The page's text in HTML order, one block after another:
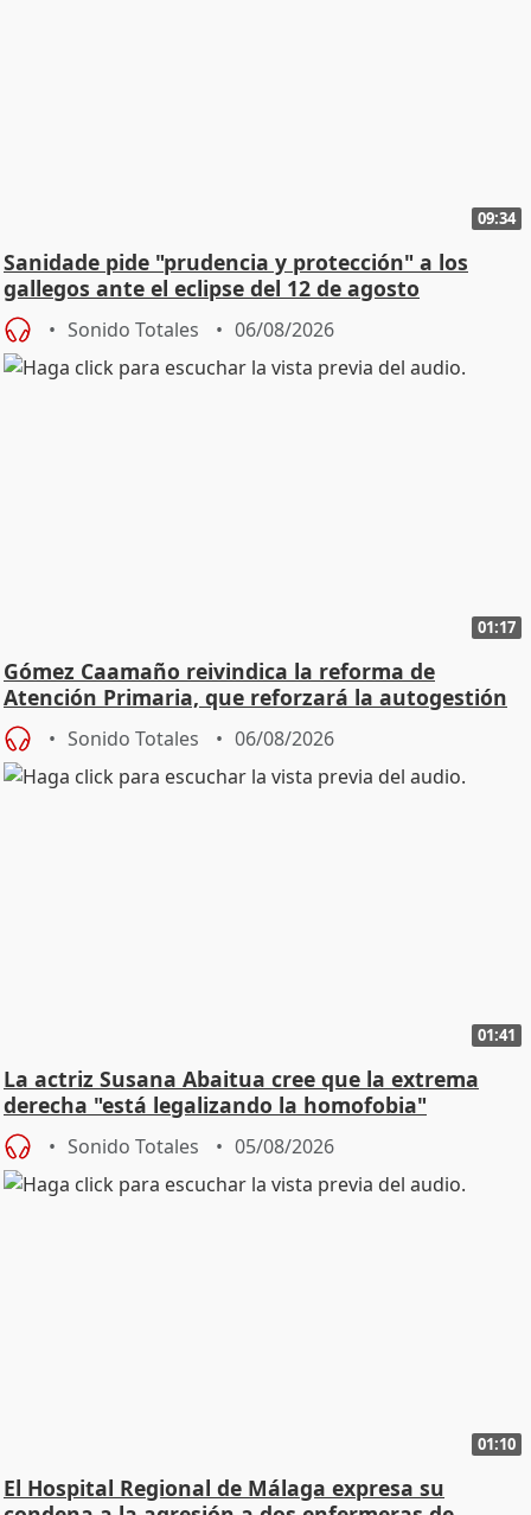
09:34
Sanidade pide "prudencia y protección" a los
gallegos ante el eclipse del 12 de agosto
Sonido Totales 06/08/2026
01:17
Gómez Caamaño reivindica la reforma de
Atención Primaria, que reforzará la autogestión
Sonido Totales 06/08/2026
01:41
La actriz Susana Abaitua cree que la extrema
derecha "está legalizando la homofobia"
Sonido Totales 05/08/2026
01:10
El Hospital Regional de Málaga expresa su